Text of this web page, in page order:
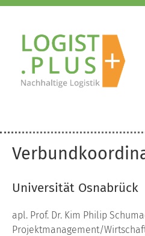
Universität Osnabrück
apl. Prof. Dr. Kim Philip
Projektmanagement/